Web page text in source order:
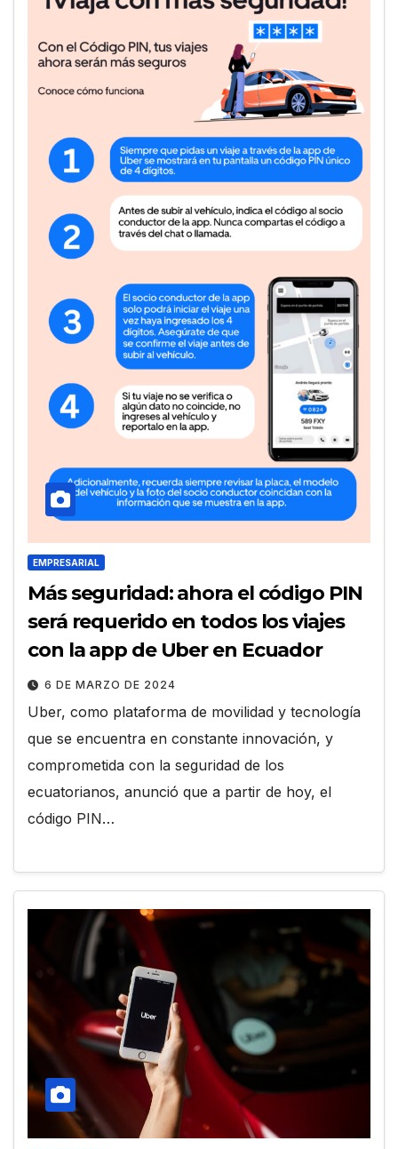
EMPRESARIAL
Más seguridad: ahora el código PIN
será requerido en todos los viajes
con la app de Uber en Ecuador
6 DE MARZO DE 2024
Uber, como plataforma de movilidad y tecnología
que se encuentra en constante innovación, y
comprometida con la seguridad de los
ecuatorianos, anunció que a partir de hoy, el
código PIN…